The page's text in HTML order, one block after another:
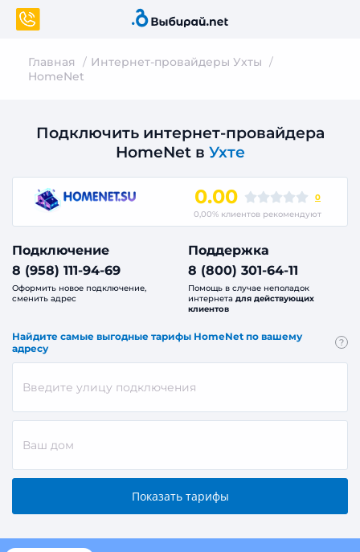
Главная
Интернет-провайдеры Ухты
HomeNet
Подключить интернет-провайдера
HomeNet в Ухте
0.00
0
0,00% клиентов рекомендуют
Подключение
8 (958) 111-94-69
Оформить новое подключение,
сменить адрес
Поддержка
8 (800) 301-64-11
Помощь в случае неполадок
интернета для действующих
клиентов
Найдите самые выгодные тарифы HomeNet по вашему
адресу
?